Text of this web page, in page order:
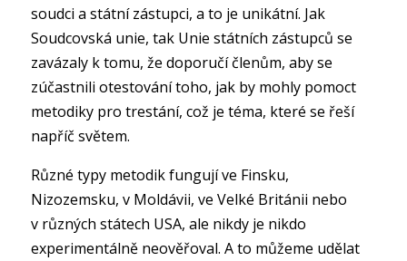
soudci a státní zástupci, a to je unikátní. Jak
Soudcovská unie, tak Unie státních zástupců se
zavázaly k tomu, že doporučí členům, aby se
zúčastnili otestování toho, jak by mohly pomoct
metodiky pro trestání, což je téma, které se řeší
napříč světem.
Různé typy metodik fungují ve Finsku,
Nizozemsku, v Moldávii, ve Velké Británii nebo
v různých státech USA, ale nikdy je nikdo
experimentálně neověřoval. A to můžeme udělat